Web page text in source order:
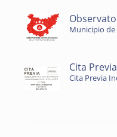
Municipio de
Cita
Cita Previa